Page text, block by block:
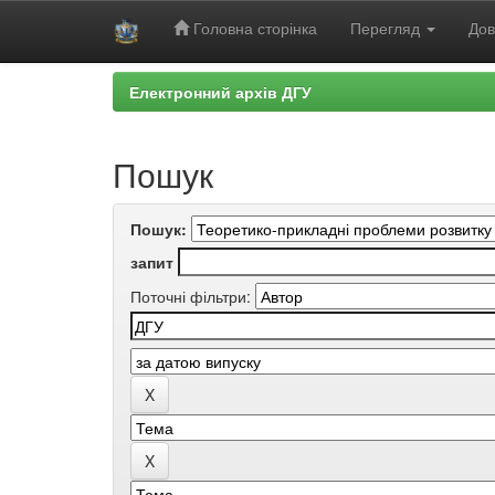
Головна сторінка Перегляд
Електронний архів ДГУ
Пошук
Пошук:
запит
Поточні фільтри: